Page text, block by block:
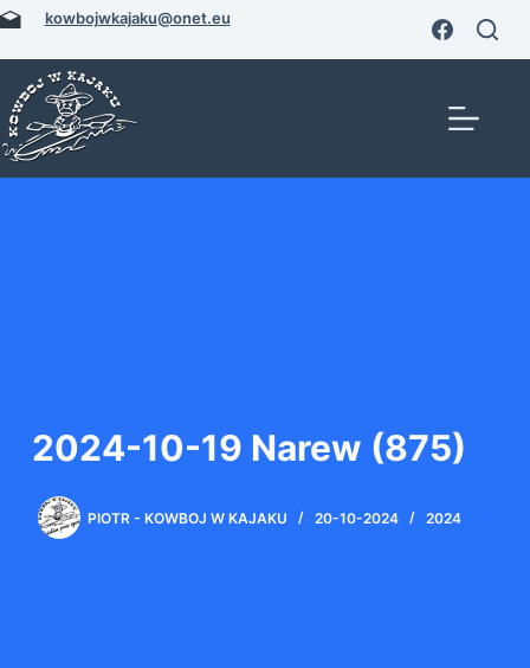
Przejdź
treści
kowbojwkajaku@onet.eu
2024-10-19 Narew (875)
PIOTR - KOWBOJ W KAJAKU 20-10-2024 2024